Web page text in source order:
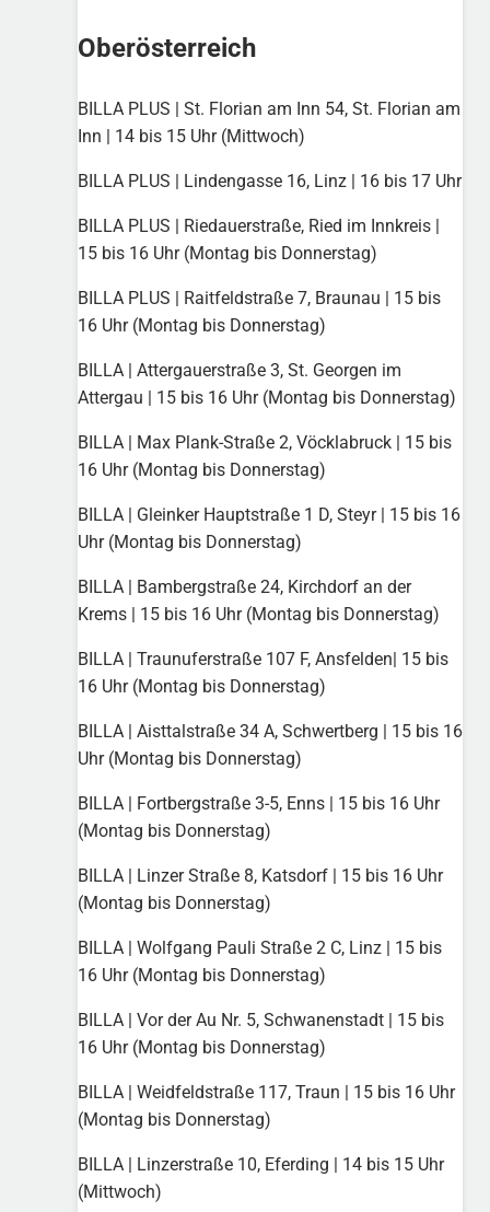
Oberösterreich
BILLA PLUS | St. Florian am Inn 54, St. Florian am
Inn | 14 bis 15 Uhr (Mittwoch)
BILLA PLUS | Lindengasse 16, Linz | 16 bis 17 Uhr
BILLA PLUS | Riedauerstraße, Ried im Innkreis |
15 bis 16 Uhr (Montag bis Donnerstag)
BILLA PLUS | Raitfeldstraße 7, Braunau | 15 bis
16 Uhr (Montag bis Donnerstag)
BILLA | Attergauerstraße 3, St. Georgen im
Attergau | 15 bis 16 Uhr (Montag bis Donnerstag)
BILLA | Max Plank-Straße 2, Vöcklabruck | 15 bis
16 Uhr (Montag bis Donnerstag)
BILLA | Gleinker Hauptstraße 1 D, Steyr | 15 bis 16
Uhr (Montag bis Donnerstag)
BILLA | Bambergstraße 24, Kirchdorf an der
Krems | 15 bis 16 Uhr (Montag bis Donnerstag)
BILLA | Traunuferstraße 107 F, Ansfelden| 15 bis
16 Uhr (Montag bis Donnerstag)
BILLA | Aisttalstraße 34 A, Schwertberg | 15 bis 16
Uhr (Montag bis Donnerstag)
BILLA | Fortbergstraße 3-5, Enns | 15 bis 16 Uhr
(Montag bis Donnerstag)
BILLA | Linzer Straße 8, Katsdorf | 15 bis 16 Uhr
(Montag bis Donnerstag)
BILLA | Wolfgang Pauli Straße 2 C, Linz | 15 bis
16 Uhr (Montag bis Donnerstag)
BILLA | Vor der Au Nr. 5, Schwanenstadt | 15 bis
16 Uhr (Montag bis Donnerstag)
BILLA | Weidfeldstraße 117, Traun | 15 bis 16 Uhr
(Montag bis Donnerstag)
BILLA | Linzerstraße 10, Eferding | 14 bis 15 Uhr
(Mittwoch)